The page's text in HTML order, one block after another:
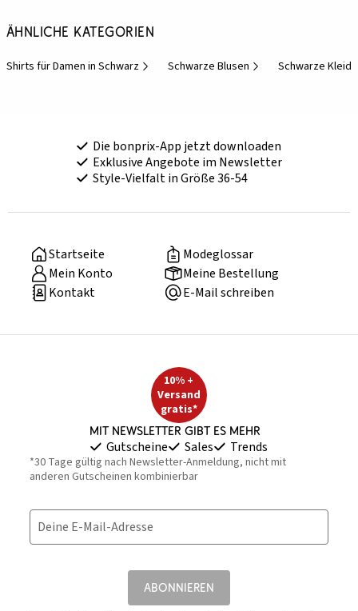
Ähnliche Kategorien
Shirts für Damen in Schwarz Schwarze Blusen Schwarze
Die bonprix-App jetzt downloaden
Exklusive Angebote im Newsletter
Style-Vielfalt in Größe 36-54
Startseite
Modeglossar
Mein Konto
Meine Bestellung
Kontakt
E-Mail schreiben
10% +
Versand
gratis*
Mit Newsletter gibt es mehr
Gutscheine Sales Trends
*30 Tage gültig nach Newsletter-Anmeldung, nicht mit
anderen Gutscheinen kombinierbar
Deine E-Mail-Adresse
ABONNIEREN